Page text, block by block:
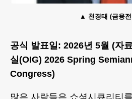
천경태 (금융
공식 발표일: 2026년 5월 (자
실(OIG) 2026 Spring
Congress)
많은 사람들은 쇼셜시큐리티